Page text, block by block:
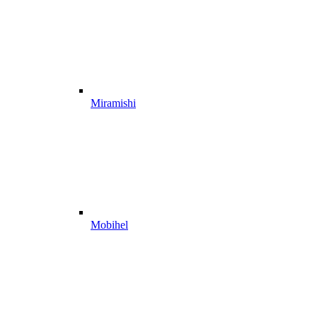
Miramishi
Mobihel